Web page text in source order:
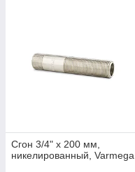
Сгон 3/4" x 200 мм,
никелированный, Varmega